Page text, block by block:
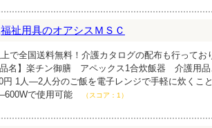
祉用具のオアシスＭＳＣ
で全国送料無料！介護カタログの配布も行ってお
品名】楽チン御膳 アペックス1合炊飯器 介護用品
円 1人―2人分のご飯を電子レンジで手軽に炊くこ
で使用可能
（スコア：1）